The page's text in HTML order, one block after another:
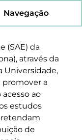
Navegação
(SAE) da
através da
Universidade,
a
ao
estudos
de